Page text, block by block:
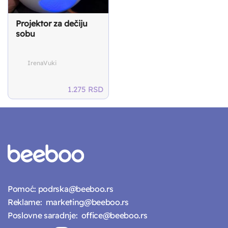
Projektor za dečiju
sobu
IrenaVuki
1.275 RSD
Pomoć: podrska@beeboo.rs
Reklame: marketing@beeboo.rs
Poslovne saradnje: office@beeboo.rs